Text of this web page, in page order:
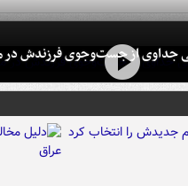
جداوی از جست‌وجوی فرزندش در